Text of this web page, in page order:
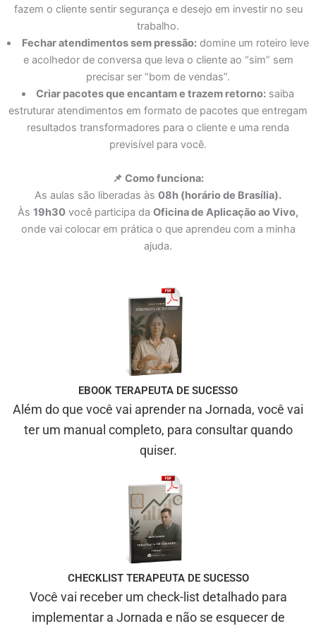
fazem o cliente sentir segurança e desejo em investir no seu
trabalho.
Fechar atendimentos sem pressão:domine um roteiro leve
e acolhedor de conversa que leva o cliente ao “sim” sem
precisar ser “bom de vendas”.
Criar pacotes que encantam e trazem retorno: saiba
estruturar atendimentos em formato de pacotes que entregam
resultados transformadores para o cliente e uma renda
previsível para você.
📌 Como funciona:
As aulas são liberadas às 08h (horário de Brasília).
Às 19h30 você participa da Oficina de Aplicação ao Vivo,
onde vai colocar em prática o que aprendeu com a minha
ajuda.
EBOOK TERAPEUTA DE SUCESSO
Além do que você vai aprender na Jornada, você vai
ter um manual completo, para consultar quando
quiser.
CHECKLIST TERAPEUTA DE SUCESSO
Você vai receber um check-list detalhado para
implementar a Jornada e não se esquecer de